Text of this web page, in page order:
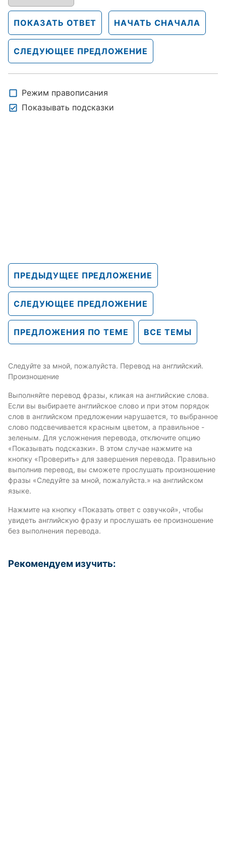
ПОКАЗАТЬ ОТВЕТ НАЧАТЬ СНАЧАЛА
СЛЕДУЮЩЕЕ ПРЕДЛОЖЕНИЕ
Режим правописания
Показывать подсказки
ПРЕДЫДУЩЕЕ ПРЕДЛОЖЕНИЕ
СЛЕДУЮЩЕЕ ПРЕДЛОЖЕНИЕ
ПРЕДЛОЖЕНИЯ ПО ТЕМЕ ВСЕ ТЕМЫ
Следуйте за мной, пожалуйста. Перевод на английский.
Произношение
Выполняйте перевод фразы, кликая на английские слова.
Если вы выбираете английское слово и при этом порядок
слов в английском предложении нарушается, то выбранное
слово подсвечивается красным цветом, а правильное -
зеленым. Для усложнения перевода, отключите опцию
«Показывать подсказки». В этом случае нажмите на
кнопку «Проверить» для завершения перевода. Правильно
выполнив перевод, вы сможете прослушать произношение
фразы «Следуйте за мной, пожалуйста.» на английском
языке.
Нажмите на кнопку «Показать ответ с озвучкой», чтобы
увидеть английскую фразу и прослушать ее произношение
без выполнения перевода.
Рекомендуем изучить: